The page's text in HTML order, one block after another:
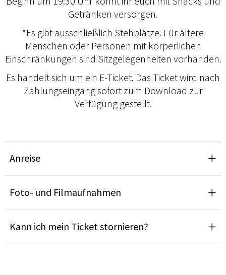
Getränken versorgen.
*Es gibt ausschließlich Stehplätze. Für ältere
Menschen oder Personen mit körperlichen
Einschränkungen sind Sitzgelegenheiten vorhanden.
Es handelt sich um ein E-Ticket. Das Ticket wird nach
Zahlungseingang sofort zum Download zur
Verfügung gestellt.
Anreise
Foto- und Filmaufnahmen
Kann ich mein Ticket stornieren?